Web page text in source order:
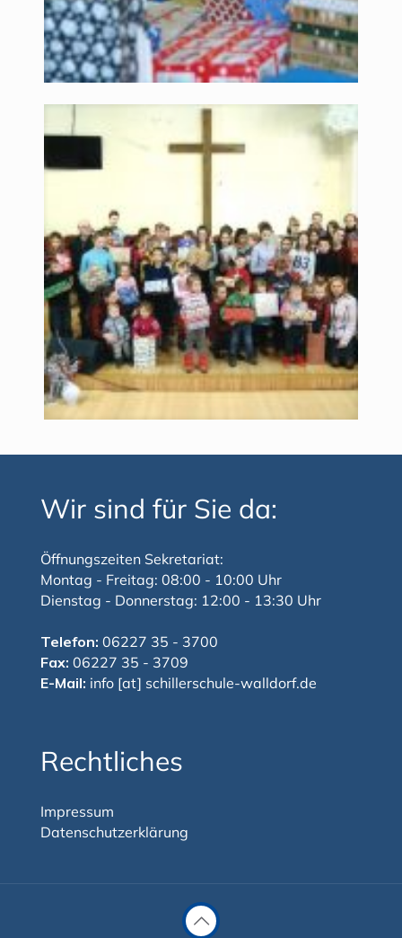
Wir sind für Sie da:
Öffnungszeiten Sekretariat:
Montag - Freitag: 08:00 - 10:00 Uhr
Dienstag - Donnerstag: 12:00 - 13:30 Uhr
Telefon: 06227 35 - 3700
Fax: 06227 35 - 3709
E-Mail: info [at] schillerschule-walldorf.de
Rechtliches
Impressum
Datenschutzerklärung